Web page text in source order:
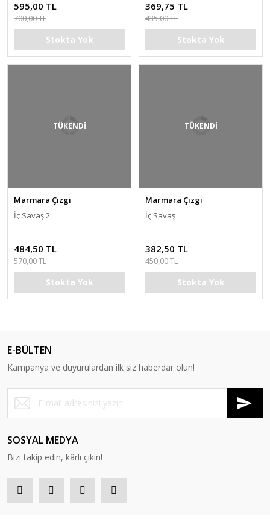
595,00 TL
700,00 TL
Stokta Yok
369,75 TL
435,00 TL
Stokta Yok
TÜKENDİ
Marmara Çizgi
İç Savaş 2
484,50 TL
570,00 TL
Stokta Yok
TÜKENDİ
Marmara Çizgi
İç Savaş
382,50 TL
450,00 TL
Stokta Yok
E-BÜLTEN
Kampanya ve duyurulardan ilk siz haberdar olun!
SOSYAL MEDYA
Bizi takip edin, kârlı çıkın!